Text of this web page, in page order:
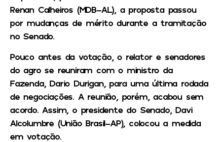
Renan Calheiros (MDB-AL), a proposta passou
por mudanças de mérito durante a tramitação
no Senado.
Pouco antes da votação, o relator e senadores
do agro se reuniram com o ministro da
Fazenda, Dario Durigan, para uma última rodada
de negociações. A reunião, porém, acabou sem
acordo. Assim, o presidente do Senado, Davi
Alcolumbre (União Brasil-AP), colocou a medida
em votação.